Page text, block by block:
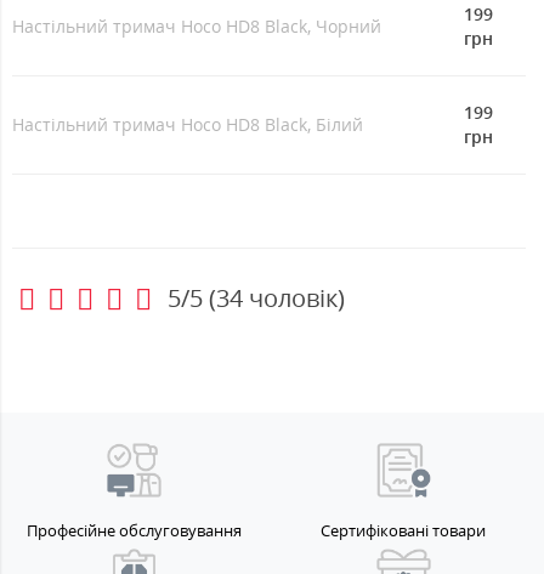
Настільний тримач Hoco HD8 Black, Чорний
199
грн
Настільний тримач Hoco HD8 Black, Білий
199
грн
5/5(34 чоловік)
Професійне обслуговування Сертифіковані товари